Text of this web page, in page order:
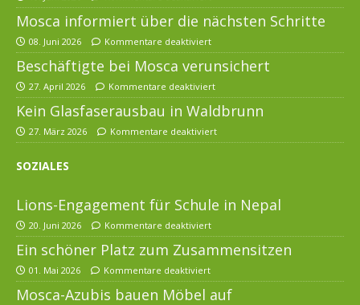
Mosca informiert über die nächsten Schritte
08. Juni 2026 Kommentare deaktiviert
Beschäftigte bei Mosca verunsichert
27. April 2026 Kommentare deaktiviert
Kein Glasfaserausbau in Waldbrunn
27. März 2026 Kommentare deaktiviert
SOZIALES
Lions-Engagement für Schule in Nepal
20. Juni 2026 Kommentare deaktiviert
Ein schöner Platz zum Zusammensitzen
01. Mai 2026 Kommentare deaktiviert
Mosca-Azubis bauen Möbel auf